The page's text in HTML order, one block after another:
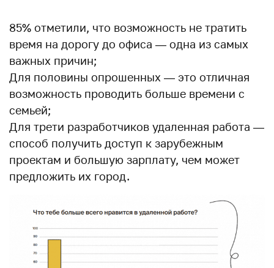
85% отметили, что возможность не тратить
время на дорогу до офиса — одна из самых
важных причин;
Для половины опрошенных — это отличная
возможность проводить больше времени с
семьей;
Для трети разработчиков удаленная работа —
способ получить доступ к зарубежным
проектам и большую зарплату, чем может
предложить их город.